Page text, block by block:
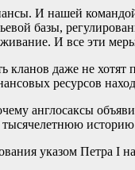
И нашей
базы,
И все эти
кланов даже не
ресурсов
англосаксы
тысячелетнюю
указом Петра